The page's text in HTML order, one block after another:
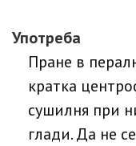
Употреба
Пране в
кратка
сушилня при
глади. Да не